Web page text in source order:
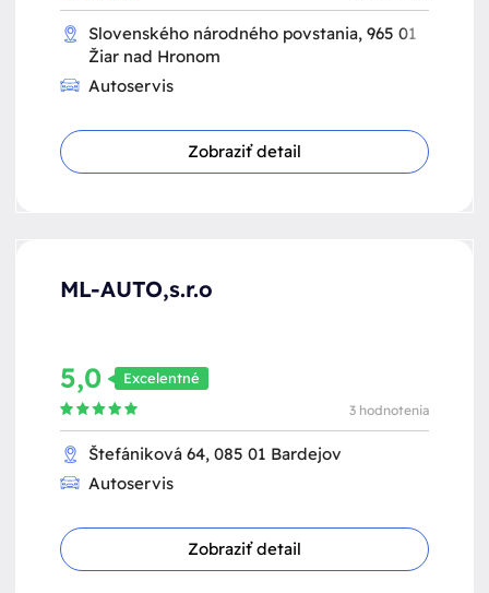
Slovenského národného povstania, 965 01
Žiar nad Hronom
Autoservis
Zobraziť detail
ML-AUTO,s.r.o
5,0 Excelentné
3 hodnotenia
Štefániková 64, 085 01 Bardejov
Autoservis
Zobraziť detail